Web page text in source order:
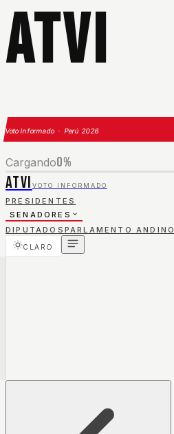
ATVI
Voto Informado · Perú 2026
Cargando0%
ATVI VOTO INFORMADO
PRESIDENTES
SENADORES
DIPUTADOS PARLAMENTO ANDINO
CLARO